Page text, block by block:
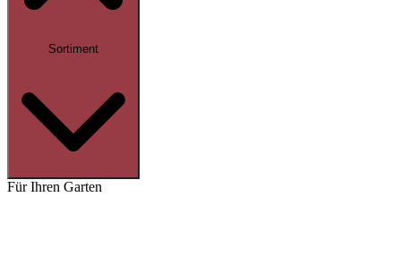
Sortiment
Für Ihren Garten